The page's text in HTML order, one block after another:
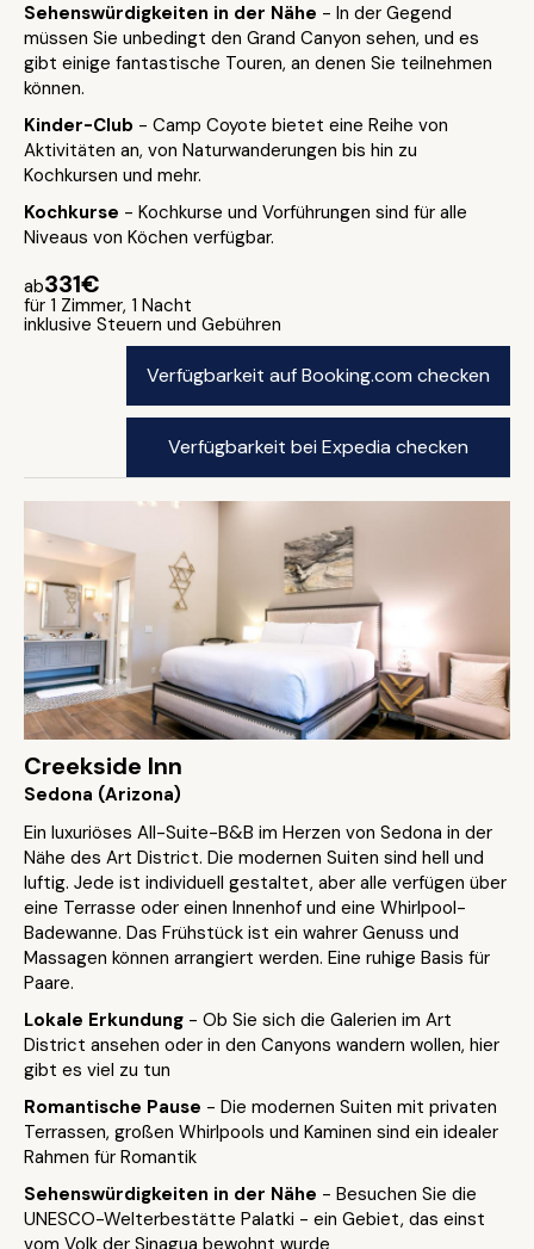
Sehenswürdigkeiten in der Nähe - In der Gegend
müssen Sie unbedingt den Grand Canyon sehen, und es
gibt einige fantastische Touren, an denen Sie teilnehmen
können.
Kinder-Club - Camp Coyote bietet eine Reihe von
Aktivitäten an, von Naturwanderungen bis hin zu
Kochkursen und mehr.
Kochkurse - Kochkurse und Vorführungen sind für alle
Niveaus von Köchen verfügbar.
ab331€
für 1 Zimmer, 1 Nacht
inklusive Steuern und Gebühren
Verfügbarkeit auf Booking.com checken
Verfügbarkeit bei Expedia checken
Creekside Inn
Sedona (Arizona)
Ein luxuriöses All-Suite-B&B im Herzen von Sedona in der
Nähe des Art District. Die modernen Suiten sind hell und
luftig. Jede ist individuell gestaltet, aber alle verfügen über
eine Terrasse oder einen Innenhof und eine Whirlpool-
Badewanne. Das Frühstück ist ein wahrer Genuss und
Massagen können arrangiert werden. Eine ruhige Basis für
Paare.
Lokale Erkundung - Ob Sie sich die Galerien im Art
District ansehen oder in den Canyons wandern wollen, hier
gibt es viel zu tun
Romantische Pause - Die modernen Suiten mit privaten
Terrassen, großen Whirlpools und Kaminen sind ein idealer
Rahmen für Romantik
Sehenswürdigkeiten in der Nähe - Besuchen Sie die
UNESCO-Welterbestätte Palatki - ein Gebiet, das einst
vom Volk der Sinagua bewohnt wurde